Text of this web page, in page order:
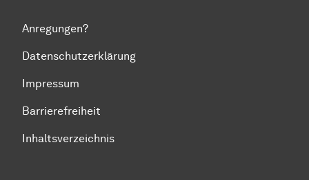
Anregungen?
Datenschutzerklärung
Impressum
Barrierefreiheit
Inhaltsverzeichnis